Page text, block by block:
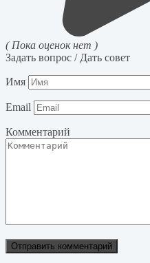
( Пока оценок нет )
Задать вопрос / Дать совет
Имя
Email
Комментарий